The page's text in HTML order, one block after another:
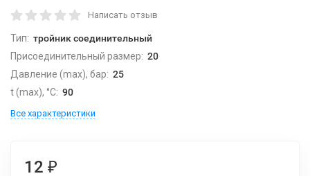
Написать отзыв
Тип: тройник соединительный
Присоединительный размер: 20
Давление (max), бар: 25
t (max), °С: 90
Все характеристики
12 ₽